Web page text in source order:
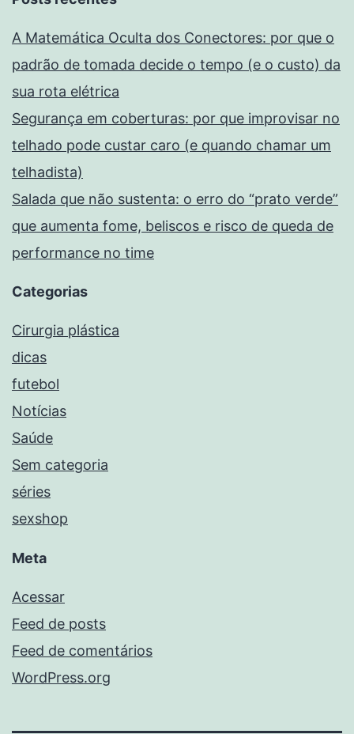
A Matemática Oculta dos Conectores: por que o
padrão de tomada decide o tempo (e o custo) da
sua rota elétrica
Segurança em coberturas: por que improvisar no
telhado pode custar caro (e quando chamar um
telhadista)
Salada que não sustenta: o erro do “prato verde”
que aumenta fome, beliscos e risco de queda de
performance no time
Categorias
Cirurgia plástica
dicas
futebol
Notícias
Saúde
Sem categoria
séries
sexshop
Meta
Acessar
Feed de posts
Feed de comentários
WordPress.org